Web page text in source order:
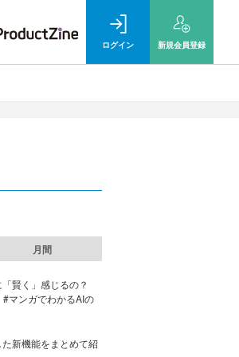
ログイン 新規会員登録
月間
「賢く」感じるの？
マンガでわかるAIの
新機能をまとめて紹